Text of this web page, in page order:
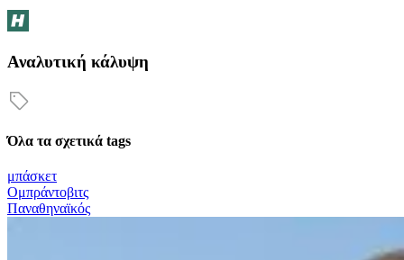
Αναλυτική κάλυψη
Όλα τα σχετικά tags
μπάσκετ
Ομπράντοβιτς
Παναθηναϊκός